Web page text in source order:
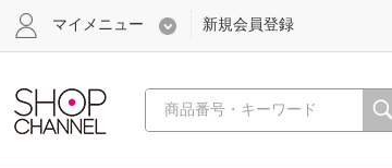
心おどる、瞬間を。通販・テレビ
マイメニュー 新規会員登録